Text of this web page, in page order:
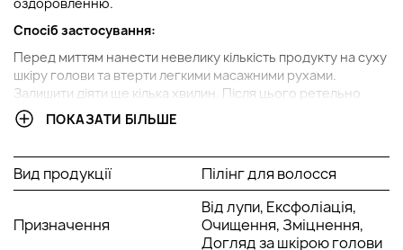
Спосіб застосування:
Перед миттям нанести невелику кількість продукту на суху
шкіру голови та втерти легкими масажними рухами.
Залишити діяти ще кілька хвилин. Після цього ретельно
промити волосся достатньою кількістю проточної води.
Потім вимити голову шампунем.
ПОКАЗАТИ БІЛЬШЕ
Вид продукції Пілінг для волосся
Призначення
Від лупи, Ексфоліація,
Очищення, Зміцнення,
Догляд за шкірою голови